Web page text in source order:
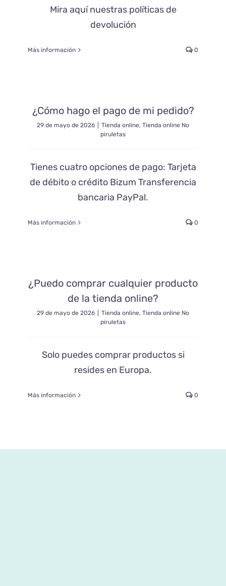
Mira aquí nuestras políticas de
devolución
Más información 0
¿Cómo hago el pago de mi pedido?
29 de mayo de 2026 Tienda online, Tienda online No
piruletas
Tienes cuatro opciones de pago: Tarjeta
de débito o crédito Bizum Transferencia
bancaria PayPal.
Más información 0
¿Puedo comprar cualquier producto
de la tienda online?
29 de mayo de 2026 Tienda online, Tienda online No
piruletas
Solo puedes comprar productos si
resides en Europa.
Más información 0